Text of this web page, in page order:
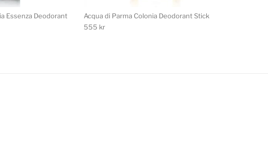
Essenza Deodorant
Acqua di Parma Colonia Deodorant Stick
555 kr